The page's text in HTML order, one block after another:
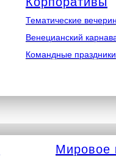
Тематические
Венецианский
Командные праздники
Мировое